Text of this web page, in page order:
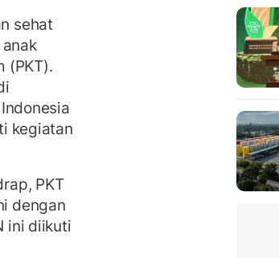
sehat
(PKT).
kegiatan
PKT
dengan
ini diikuti